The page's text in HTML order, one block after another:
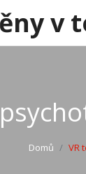
v
Domů VR